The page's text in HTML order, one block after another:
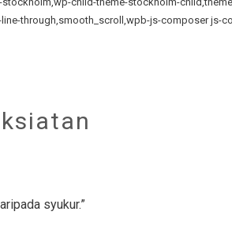
through,smooth_scroll,wpb-js-composer js-
syukur.”